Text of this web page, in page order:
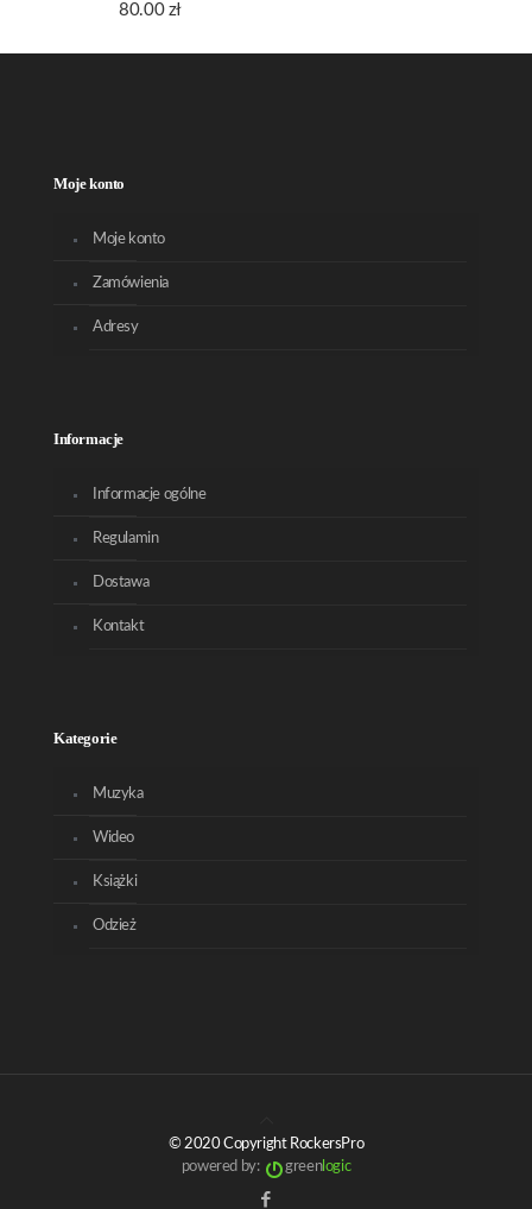
80.00 zł
Moje konto
Moje konto
Zamówienia
Adresy
Informacje
Informacje ogólne
Regulamin
Dostawa
Kontakt
Kategorie
Muzyka
Wideo
Książki
Odzież
© 2020 Copyright RockersPro
powered by:
greenlogic